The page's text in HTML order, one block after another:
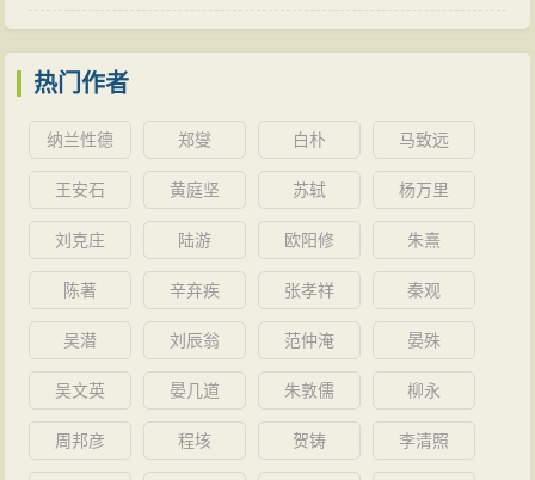
热门作者
纳兰性德 郑燮 白朴 马致远
王安石 黄庭坚 苏轼 杨万里
刘克庄 陆游 欧阳修 朱熹
陈著 辛弃疾 张孝祥 秦观
吴潜 刘辰翁 范仲淹 晏殊
吴文英 晏几道 朱敦儒 柳永
周邦彦 程垓 贺铸 李清照